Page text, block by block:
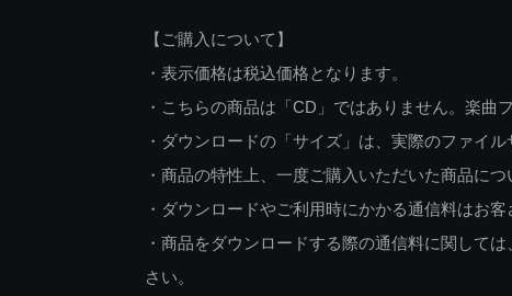
【ご購入について】
・表示価格は税込価格となります。
・こちらの商品は「CD」ではありません。楽曲
・ダウンロードの「サイズ」は、実際のファイ
・商品の特性上、一度ご購入いただいた商品に
・ダウンロードやご利用時にかかる通信料はお客
・商品をダウンロードする際の通信料に関して
さい。